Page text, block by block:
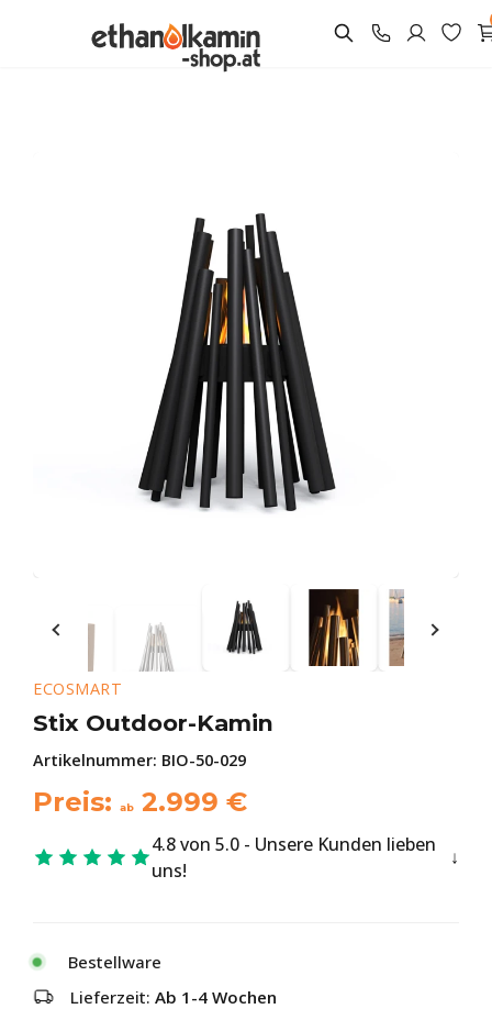
ECOSMART
Stix Outdoor-Kamin
Artikelnummer: BIO-50-029
Preis: ab 2.999 €
4.8 von 5.0 - Unsere Kunden lieben
uns!
Bestellware
Lieferzeit: Ab 1-4 Wochen